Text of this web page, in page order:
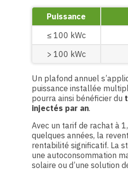
Puissance
≤ 100 kWc
> 100 kWc
Un plafond annuel
puissance installée
pourra ainsi bénéficier du
injectés par an.
Avec un tarif de rachat à
quelques années, la
rentabilité significatif. La
une autoconsommation
solaire ou d’une solution